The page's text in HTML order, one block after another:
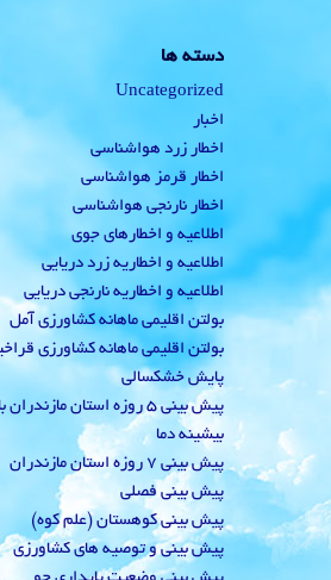
دسته ها
Uncategorized
اخبار
اخطار زرد هواشناسی
اخطار قرمز هواشناسی
اخطار نارنجی هواشناسی
اطلاعیه و اخطارهای جوی
اطلاعیه و اخطاریه زرد دریایی
اطلاعیه و اخطاریه نارنجی دریایی
بولتن اقلیمی ماهانه کشاورزی آمل
بولتن اقلیمی ماهانه کشاورزی
پایش خشکسالی
پیش بینی 5 روزه استان
بیشینه دما
پیش بینی 7 روزه استان مازندران
پیش بینی فصلی
پیش بینی کوهستان (علم کوه)
پیش بینی و توصیه های کشاورزی